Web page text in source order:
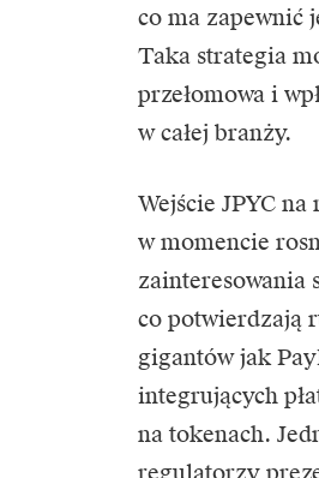
co ma zapewnić
Taka strategia
przełomowa i
w całej branży.
Wejście JPYC
w momencie
zainteresowania
co potwierdzają
gigantów jak
integrujących
na tokenach.
regulatorzy